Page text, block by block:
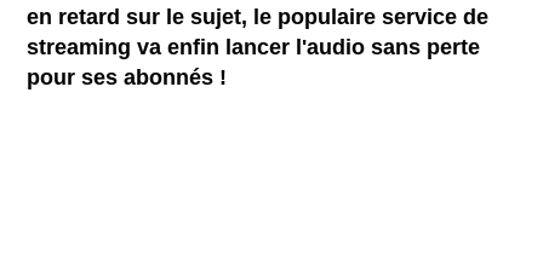
en retard sur le sujet, le populaire service de
streaming va enfin lancer l'audio sans perte
pour ses abonnés !